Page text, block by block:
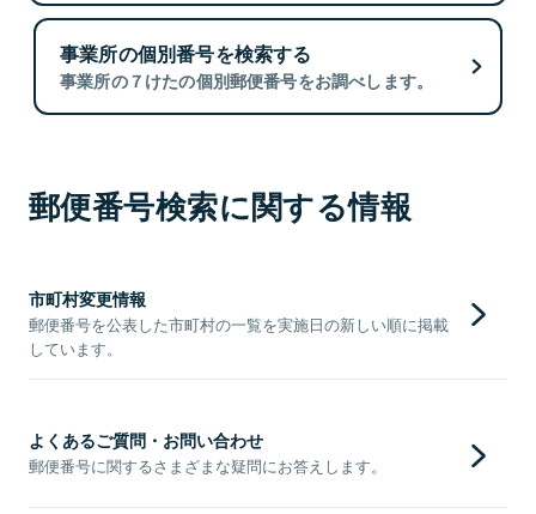
事業所の個別番号を検索する
事業所の７けたの個別郵便番号をお調べします。
郵便番号検索に関する情報
市町村変更情報
郵便番号を公表した市町村の一覧を実施日の新しい順に掲載
しています。
よくあるご質問・お問い合わせ
郵便番号に関するさまざまな疑問にお答えします。